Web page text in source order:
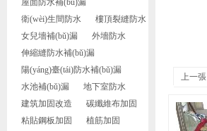
屋面防水補(bǔ)漏
衛(wèi)生間防水
樓頂裂縫防水
女兒墻補(bǔ)漏
外墻防水
伸縮縫防水補(bǔ)漏
陽(yáng)臺(tái)防水補(bǔ)漏
水池補(bǔ)漏
地下室防水
建筑加固改造
碳纖維布加固
粘貼鋼板加固
植筋加固
上一張